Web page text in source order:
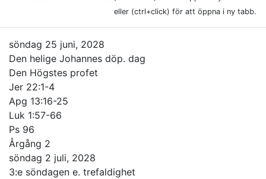
eller (ctrl+click) för att öppna i ny tabb.
söndag 25 juni, 2028
Den helige Johannes döp. dag
Den Högstes profet
Jer 22:1-4
Apg 13:16-25
Luk 1:57-66
Ps 96
Årgång 2
söndag 2 juli, 2028
3:e söndagen e. trefaldighet